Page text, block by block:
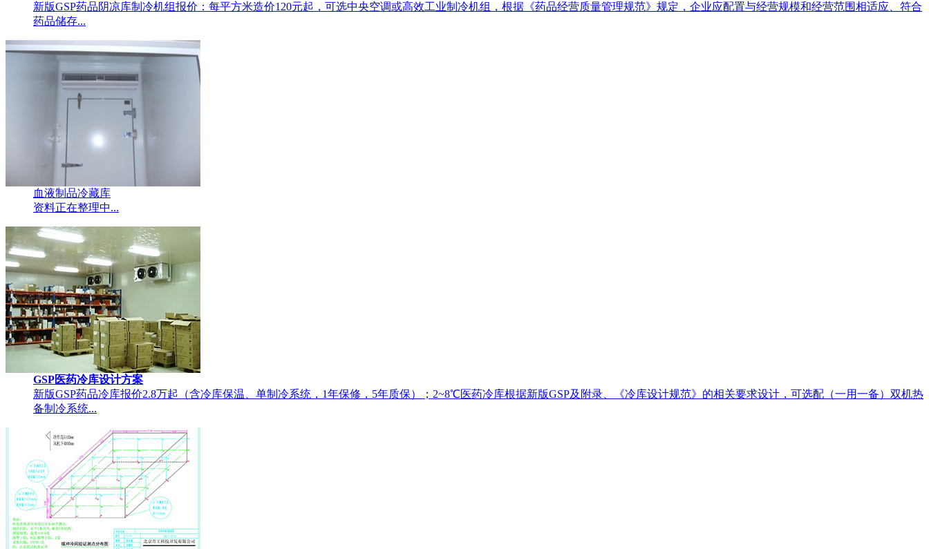
新版GSP药品阴凉库制冷机组报价：每平方米造价120元起，可选中央空调或高效工业制冷机组，根据《药品经营质量管理规范》规定，企业应配置与经营规模和经营范围相适应、符合
药品储存...
血液制品冷藏库
资料正在整理中...
GSP医药冷库设计方案
新版GSP药品冷库报价2.8万起（含冷库保温、单制冷系统，1年保修，5年质保）；2~8℃医药冷库根据新版GSP及附录、《冷库设计规范》的相关要求设计，可选配（一用一备）双机热
备制冷系统...